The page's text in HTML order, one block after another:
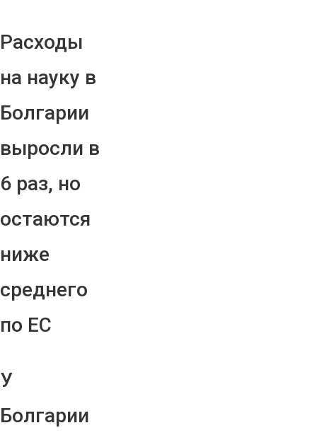
Расходы
на науку в
Болгарии
выросли в
6 раз, но
остаются
ниже
среднего
по ЕС
У
Болгарии